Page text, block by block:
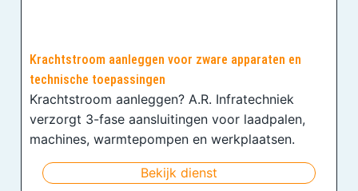
Krachtstroom aanleggen voor zware apparaten en
technische toepassingen
Krachtstroom aanleggen? A.R. Infratechniek
verzorgt 3-fase aansluitingen voor laadpalen,
machines, warmtepompen en werkplaatsen.
Bekijk dienst